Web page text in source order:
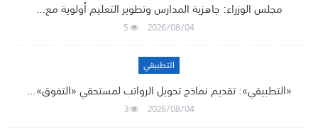
مجلس الوزراء: جاهزية المدارس وتطوير التعليم أولوية مع…
2026/08/04
5
التطبيقي
«التطبيقي»: تقديم نماذج تحويل الرواتب لمستحقي «التفوق»…
2026/08/04
3